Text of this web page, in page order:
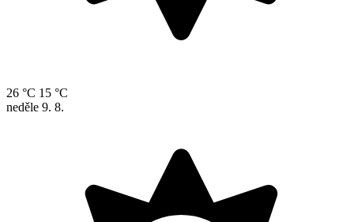
26 °C 15 °C
neděle 9. 8.